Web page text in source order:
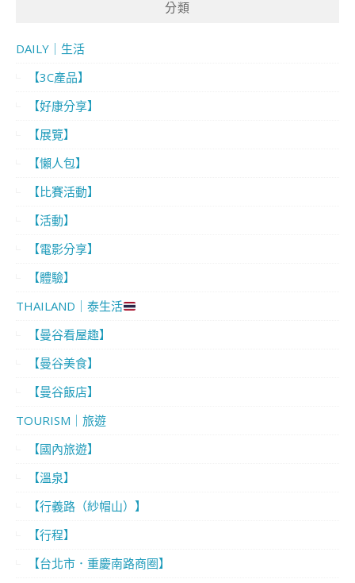
分類
DAILY｜生活
【3C產品】
【好康分享】
【展覽】
【懶人包】
【比賽活動】
【活動】
【電影分享】
【體驗】
THAILAND｜泰生活
【曼谷看屋趣】
【曼谷美食】
【曼谷飯店】
TOURISM｜旅遊
【國內旅遊】
【溫泉】
【行義路（紗帽山）】
【行程】
【台北市．重慶南路商圈】